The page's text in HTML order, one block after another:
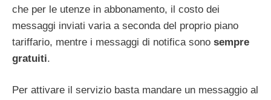
che per le utenze in abbonamento, il costo dei
messaggi inviati varia a seconda del proprio piano
tariffario, mentre i messaggi di notifica sono sempre
gratuiti.
Per attivare il servizio basta mandare un messaggio al